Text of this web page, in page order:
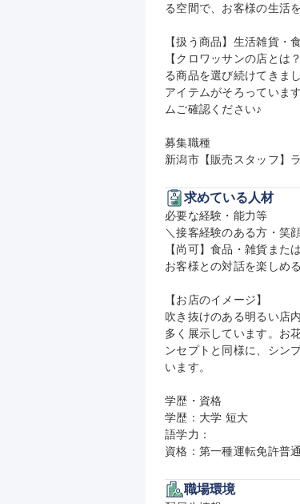
る空間で、お客様の生活
【扱う商品】生活雑貨・
【クロワッサンの店とは
る商品を選び続けてきま
アイテムがそろっていま
ムご確認ください♪
募集職種
新潟市【販売スタッフ】
求めている人材
必要な経験・能力等
＼接客経験のある方・笑
【尚可】食品・雑貨また
お客様との対話を楽しめ
【お店のイメージ】
吹き抜けのある明るい店
多く展示しています。お
ンセプトと同様に、シン
います。
学歴・資格
学歴：大学 短大
語学力：
資格：第一種運転免許普
職場環境